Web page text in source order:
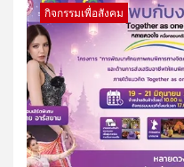
กิจกรรมเพื่อสังคม